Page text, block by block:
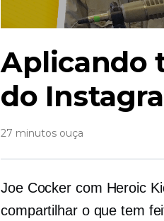
Aplicando
do
27 minutos ouça
Joe Cocker com Heroic
compartilhar o que tem